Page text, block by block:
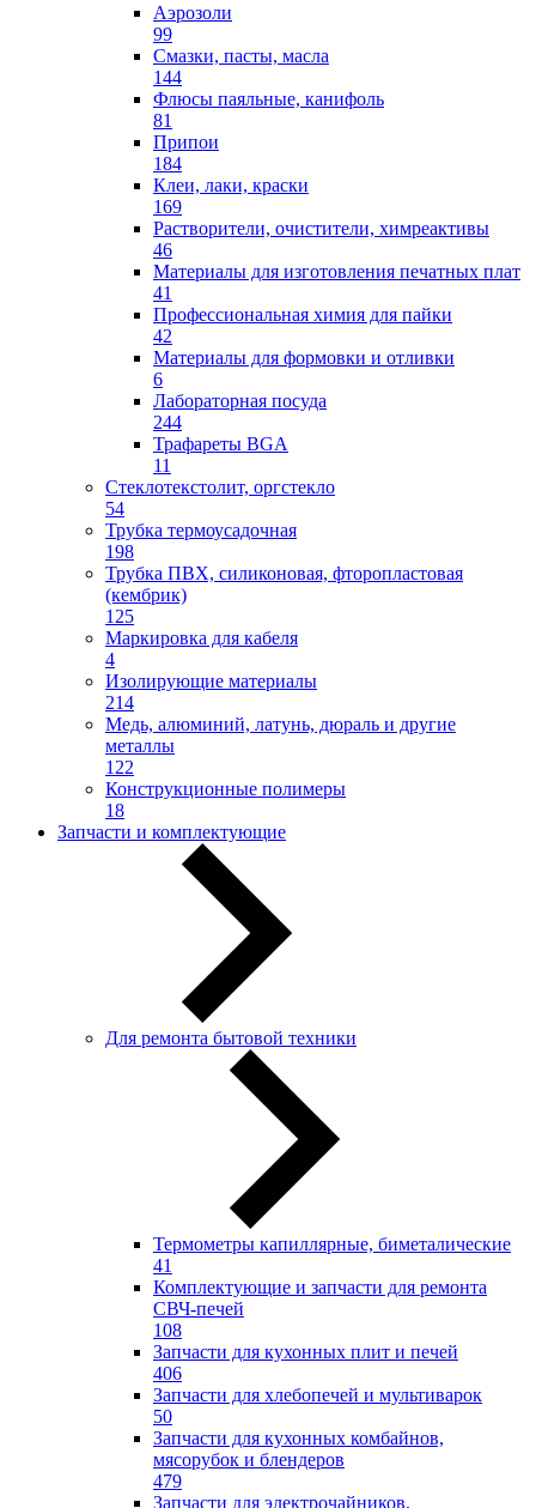
Аэрозоли
99
Смазки, пасты, масла
144
Флюсы паяльные, канифоль
81
Припои
184
Клеи, лаки, краски
169
Растворители, очистители, химреактивы
46
Материалы для изготовления печатных плат
41
Профессиональная химия для пайки
42
Материалы для формовки и отливки
6
Лабораторная посуда
244
Трафареты BGA
11
Стеклотекстолит, оргстекло
54
Трубка термоусадочная
198
Трубка ПВХ, силиконовая, фторопластовая
(кембрик)
125
Маркировка для кабеля
4
Изолирующие материалы
214
Медь, алюминий, латунь, дюраль и другие
металлы
122
Конструкционные полимеры
18
Запчасти и комплектующие
Для ремонта бытовой техники
Термометры капиллярные, биметалические
41
Комплектующие и запчасти для ремонта
СВЧ-печей
108
Запчасти для кухонных плит и печей
406
Запчасти для хлебопечей и мультиварок
50
Запчасти для кухонных комбайнов,
мясорубок и блендеров
479
Запчасти для электрочайников,